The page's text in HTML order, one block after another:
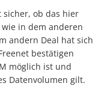
ob das hier
in dem anderen
andern Deal hat sich
bestätigen
möglich ist und
Datenvolumen gilt.